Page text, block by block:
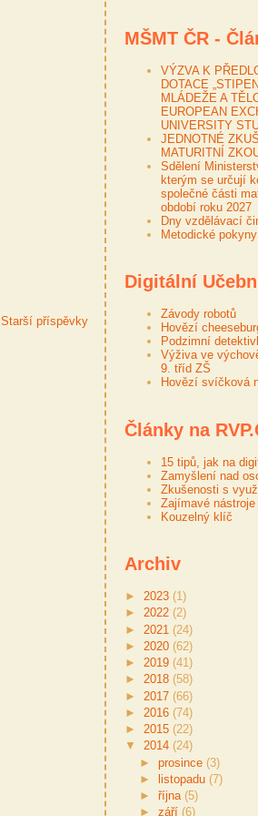
Starší příspěvky
MŠMT ČR -
VÝZVA K
DOTACE
MLÁDEŽE A
EUROPEAN
UNIVERSITY
JEDNOTNÉ
MATURITNÍ
Sdělení
kterým se určují
společné části
období roku 2027
Dny vzdělávací
Metodické
Digitální
Závody robotů
Hovězí
Podzimní
Výživa ve
9. tříd ZŠ
Hovězí svíčková
Články na
15 tipů, jak na
Zamyšlení nad
Zkušenosti s
Zajímavé
Kouzelný klíč
Archiv
►2023 (1)
►2022 (2)
► 2021 (24)
► 2020 (62)
►2019 (41)
►2018 (58)
► 2017 (66)
► 2016 (74)
►2015 (22)
▼2014 (24)
► prosince (3)
►
listopadu (7)
► října (5)
► září (6)